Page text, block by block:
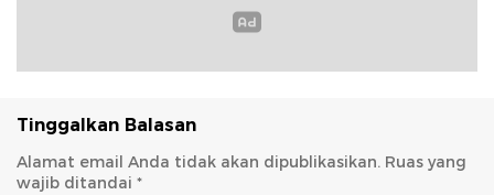
Tinggalkan Balasan
Alamat email Anda tidak akan dipublikasikan. Ruas yang
wajib ditandai *